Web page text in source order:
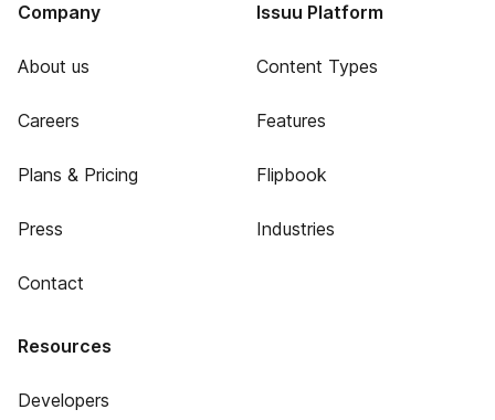
Company
About us
Careers
Plans & Pricing
Press
Contact
Issuu Platform
Content Types
Features
Flipbook
Industries
Resources
Developers